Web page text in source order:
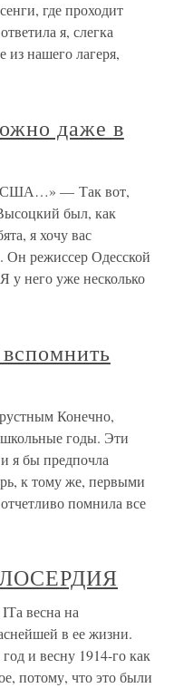
где проходит
я, слегка
нашего лагеря,
даже в
США…» — Так вот,
был, как
я хочу вас
Он режиссер Одесской
у него уже несколько
Конечно,
годы. Эти
я бы предпочла
к тому же, первыми
помнила все
весна на
в ее жизни.
и весну 1914-го как
потому, что это были